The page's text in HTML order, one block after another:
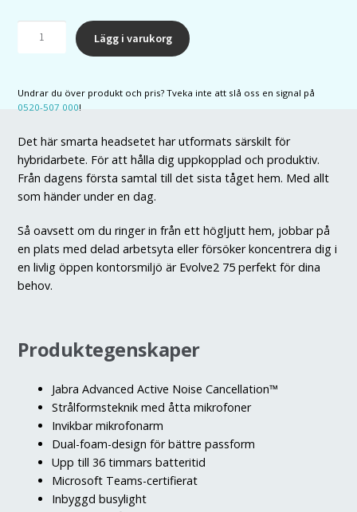
MS
A
mängd
Lägg i varukorg
Undrar du över produkt och pris? Tveka inte att slå oss en signal på
0520-507 000!
Det här smarta headsetet har utformats särskilt för
hybridarbete. För att hålla dig uppkopplad och produktiv.
Från dagens första samtal till det sista tåget hem. Med allt
som händer under en dag.
Så oavsett om du ringer in från ett högljutt hem, jobbar på
en plats med delad arbetsyta eller försöker koncentrera dig i
en livlig öppen kontorsmiljö är Evolve2 75 perfekt för dina
behov.
Produktegenskaper
Jabra Advanced Active Noise Cancellation™
Strålformsteknik med åtta mikrofoner
Invikbar mikrofonarm
Dual-foam-design för bättre passform
Upp till 36 timmars batteritid
Microsoft Teams-certifierat
Inbyggd busylight